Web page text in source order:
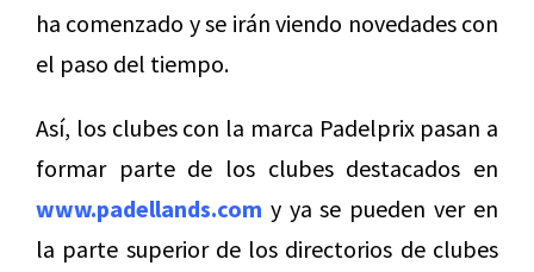
ha comenzado y se irán viendo novedades con
el paso del tiempo.
Así, los clubes con la marca Padelprix pasan a
formar parte de los clubes destacados en
www.padellands.com y ya se pueden ver en
la parte superior de los directorios de clubes